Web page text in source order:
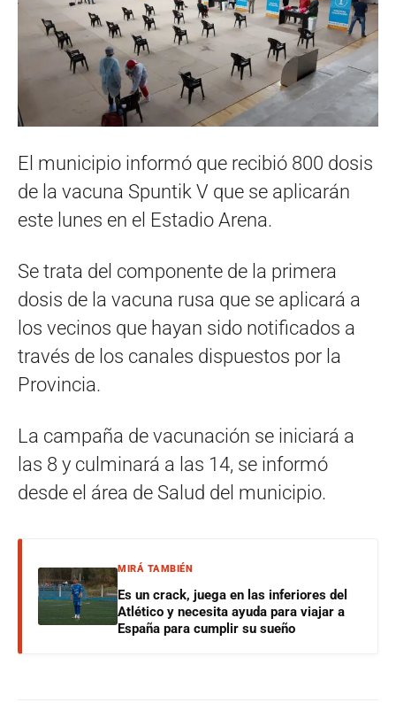
El municipio informó que recibió 800 dosis
de la vacuna Spuntik V que se aplicarán
este lunes en el Estadio Arena.
Se trata del componente de la primera
dosis de la vacuna rusa que se aplicará a
los vecinos que hayan sido notificados a
través de los canales dispuestos por la
Provincia.
La campaña de vacunación se iniciará a
las 8 y culminará a las 14, se informó
desde el área de Salud del municipio.
MIRÁ TAMBIÉN
Es un crack, juega en las inferiores del
Atlético y necesita ayuda para viajar a
España para cumplir su sueño